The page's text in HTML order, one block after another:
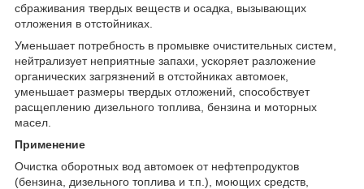
сбраживания твердых веществ и осадка, вызывающих
отложения в отстойниках.
Уменьшает потребность в промывке очистительных систем,
нейтрализует неприятные запахи, ускоряет разложение
органических загрязнений в отстойниках автомоек,
уменьшает размеры твердых отложений, способствует
расщеплению дизельного топлива, бензина и моторных
масел.
Применение
Очистка оборотных вод автомоек от нефтепродуктов
(бензина, дизельного топлива и т.п.), моющих средств,